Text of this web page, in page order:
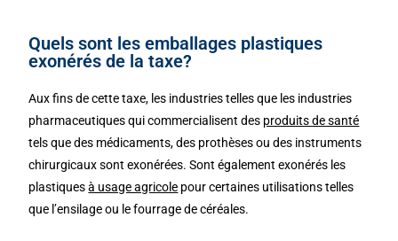
Quels sont les emballages plastiques
exonérés de la taxe?
Aux fins de cette taxe, les industries telles que les industries
pharmaceutiques qui commercialisent des produits de santé
tels que des médicaments, des prothèses ou des instruments
chirurgicaux sont exonérées. Sont également exonérés les
plastiquesà usage agricole pour certaines utilisations telles
que l’ensilage ou le fourrage de céréales.